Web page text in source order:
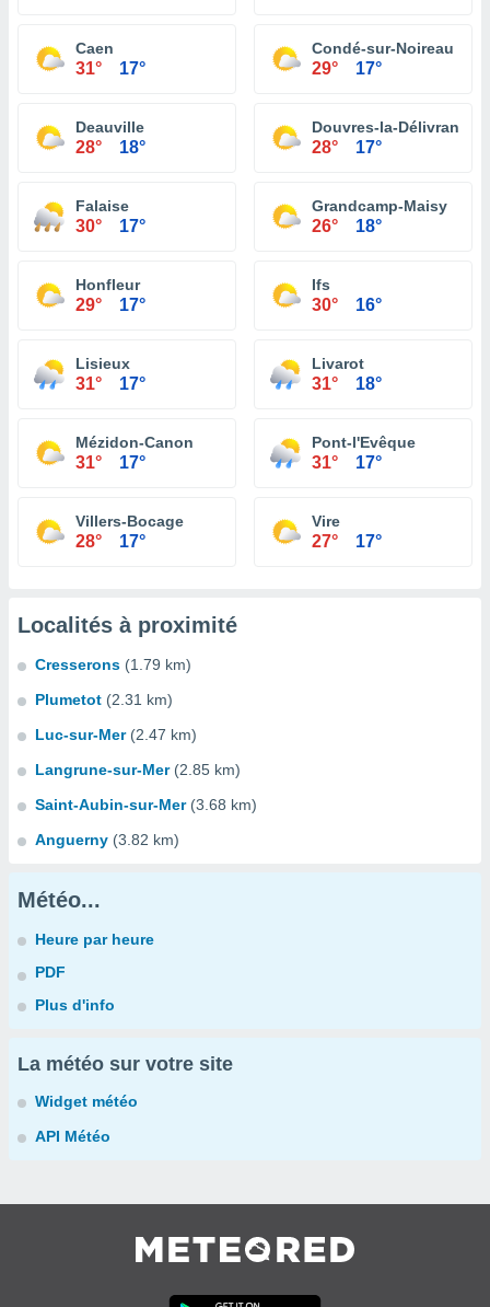
Caen
31° 17°
Condé-sur-Noireau
29° 17°
Deauville
28° 18°
Douvres-la-Délivrande
28° 17°
Falaise
30° 17°
Grandcamp-Maisy
26° 18°
Honfleur
29° 17°
Ifs
30° 16°
Lisieux
31° 17°
Livarot
31° 18°
Mézidon-Canon
31° 17°
Pont-l'Evêque
31° 17°
Villers-Bocage
28° 17°
Vire
27° 17°
Localités à proximité
Cresserons (1.79 km)
Plumetot (2.31 km)
Luc-sur-Mer (2.47 km)
Langrune-sur-Mer (2.85 km)
Saint-Aubin-sur-Mer (3.68 km)
Anguerny (3.82 km)
Météo...
Heure par heure
PDF
Plus d'info
La météo sur votre site
Widget météo
API Météo